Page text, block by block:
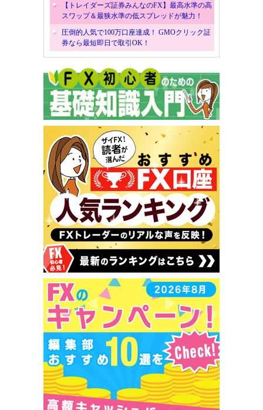
【トレイダーズ証券みんなのFX】最高水準の高
スワップ＆最狭水準の低スプレッドが魅力！
圧倒的人気で100万口座達成！ GMOクリック証
券なら最短即日で取引OK！